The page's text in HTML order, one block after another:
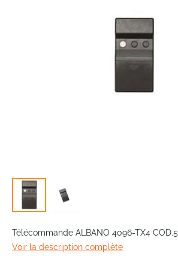
to
the
beginning
Télécommande ALBANO 4096-TX4 COD.5
Voir la description complète